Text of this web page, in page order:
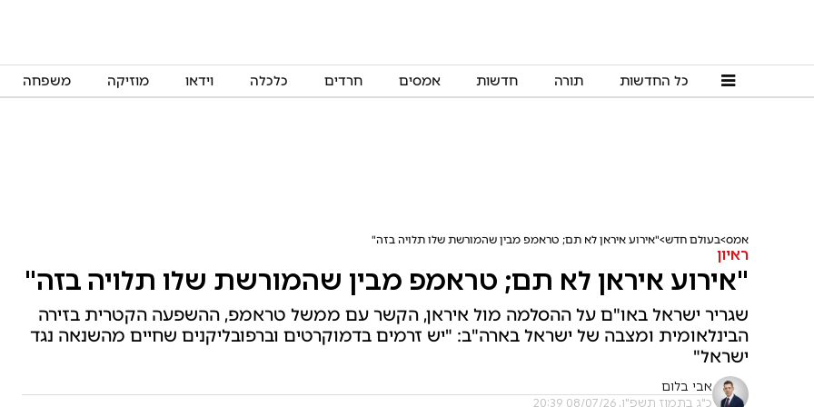
כל החדשות תורה חדשות אמסים חרדים כלכלה וידאו מוזיקה משפחה
אמס בעולם חדש "אירוע איראן לא תם; טראמפ מבין שהמורשת שלו תלויה בזה"
ראיון
"אירוע איראן לא תם; טראמפ מבין שהמורשת שלו תלויה בזה"
שגריר ישראל באו"ם על ההסלמה מול איראן, הקשר עם ממשל טראמפ, ההשפעה הקטרית בזירה
הבינלאומית ומצבה של ישראל בארה"ב: "יש זרמים בדמוקרטים וברפובליקנים שחיים מהשנאה נגד
ישראל"
אבי בלום
כ"ג בתמוז תשפ"ו, 08/07/26 20:39